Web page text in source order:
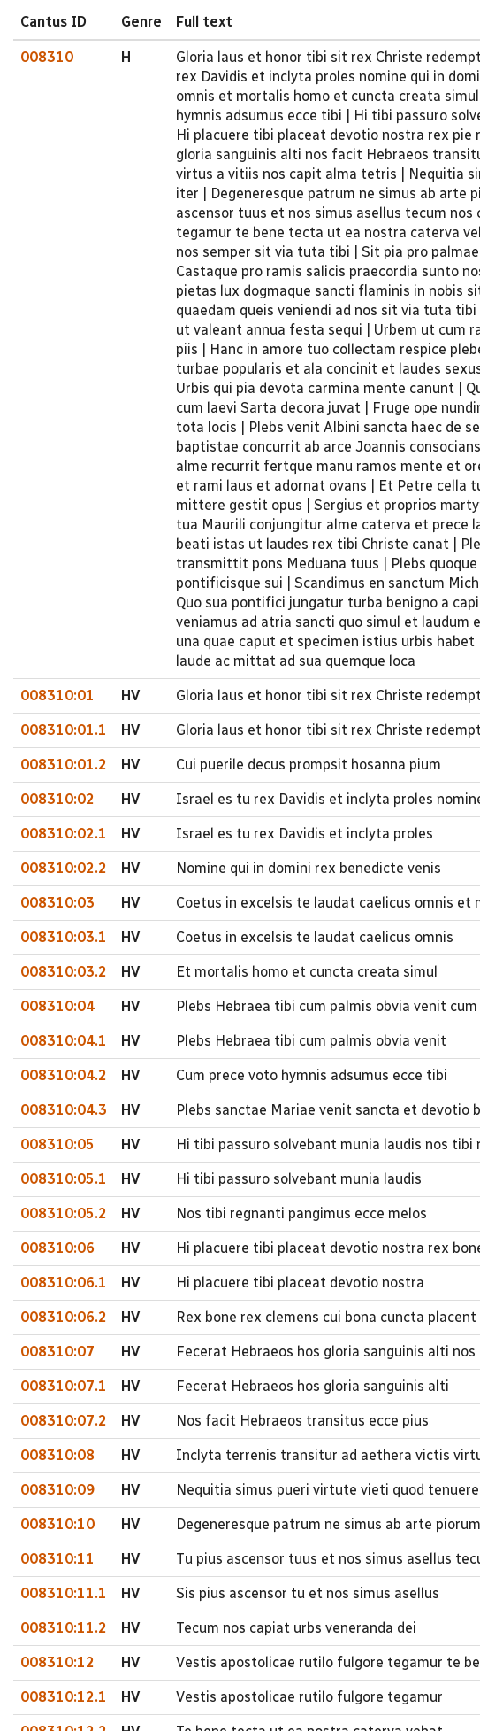
Cantus ID Genre Full text
008310 H
Gloria laus et honor tibi sit rex Christe
rex Davidis et inclyta proles nomine qui in
omnis et mortalis homo et cuncta creata
hymnis adsumus ecce tibi | Hi tibi passuro
Hi placuere tibi placeat devotio nostra rex pie
gloria sanguinis alti nos facit Hebraeos
virtus a vitiis nos capit alma tetris | Nequitia
iter | Degeneresque patrum ne simus ab arte
ascensor tuus et nos simus asellus tecum
tegamur te bene tecta ut ea nostra caterva
nos semper sit via tuta tibi | Sit pia pro
Castaque pro ramis salicis praecordia sunto
pietas lux dogmaque sancti flaminis in nobis
quaedam queis veniendi ad nos sit via tuta
ut valeant annua festa sequi | Urbem ut cum
piis | Hanc in amore tuo collectam respice
turbae popularis et ala concinit et laudes
Urbis qui pia devota carmina mente canunt |
cum laevi Sarta decora juvat | Fruge ope
tota locis | Plebs venit Albini sancta haec de
baptistae concurrit ab arce Joannis
alme recurrit fertque manu ramos mente et
et rami laus et adornat ovans | Et Petre cella
mittere gestit opus | Sergius et proprios
tua Maurili conjungitur alme caterva et prece
beati istas ut laudes rex tibi Christe canat |
transmittit pons Meduana tuus | Plebs
pontificisque sui | Scandimus en sanctum
Quo sua pontifici jungatur turba benigno a
veniamus ad atria sancti quo simul et
una quae caput et specimen istius urbis
laude ac mittat ad sua quemque loca
008310:01 HV Gloria laus et honor tibi sit rex Christe
008310:01.1 HV Gloria laus et honor tibi sit rex Christe
008310:01.2 HV Cui puerile decus prompsit hosanna pium
008310:02 HV Israel es tu rex Davidis et inclyta proles
008310:02.1 HV Israel es tu rex Davidis et inclyta proles
008310:02.2 HV Nomine qui in domini rex benedicte venis
008310:03 HV Coetus in excelsis te laudat caelicus omnis
008310:03.1 HV Coetus in excelsis te laudat caelicus omnis
008310:03.2 HV Et mortalis homo et cuncta creata simul
008310:04 HV Plebs Hebraea tibi cum palmis obvia venit
008310:04.1 HV Plebs Hebraea tibi cum palmis obvia venit
008310:04.2 HV Cum prece voto hymnis adsumus ecce tibi
008310:04.3 HV Plebs sanctae Mariae venit sancta et devotio
008310:05 HV Hi tibi passuro solvebant munia laudis nos tibi
008310:05.1 HV Hi tibi passuro solvebant munia laudis
008310:05.2 HV Nos tibi regnanti pangimus ecce melos
008310:06 HV Hi placuere tibi placeat devotio nostra rex
008310:06.1 HV Hi placuere tibi placeat devotio nostra
008310:06.2 HV Rex bone rex clemens cui bona cuncta placent
008310:07 HV Fecerat Hebraeos hos gloria sanguinis alti
008310:07.1 HV Fecerat Hebraeos hos gloria sanguinis alti
008310:07.2 HV Nos facit Hebraeos transitus ecce pius
008310:08 HV Inclyta terrenis transitur ad aethera victis
008310:09 HV Nequitia simus pueri virtute vieti quod
008310:10 HV Degeneresque patrum ne simus ab arte
008310:11 HV Tu pius ascensor tuus et nos simus asellus
008310:11.1 HV Sis pius ascensor tu et nos simus asellus
008310:11.2 HV Tecum nos capiat urbs veneranda dei
008310:12 HV Vestis apostolicae rutilo fulgore tegamur te
008310:12.1 HV Vestis apostolicae rutilo fulgore tegamur